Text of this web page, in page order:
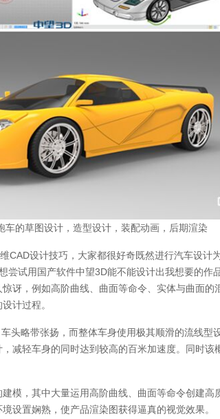
车的草图设计，造型设计，装配动画，后期渲染
设计技巧，大家都很好奇既然进行汽车设计
尝试用国产软件中望3D能不能设计出我想要的作
讶，例如高阶曲线、曲面等命令、实体与曲面的
计过程。
略带张扬，而整体车身使用极其顺滑的流线型
减轻车身的同时达到较高的百米加速度。同时该
，其中大量运用高阶曲线、曲面等命令创建高
设置娴熟，使产品渲染图获得逼真的视觉效果。